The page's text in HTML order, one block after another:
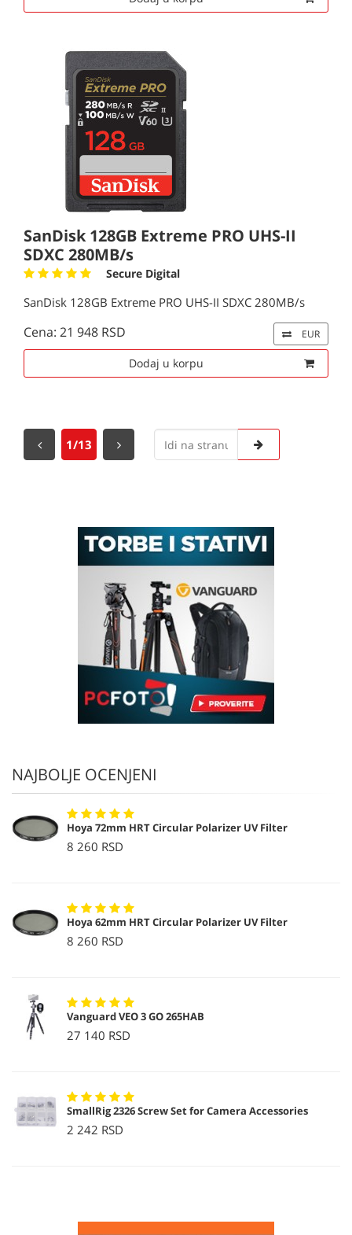
SanDisk 128GB Extreme PRO UHS-II
SDXC 280MB/s
Secure Digital
SanDisk 128GB Extreme PRO UHS-II SDXC 280MB/s
Cena: 21 948 RSD EUR
Dodaj u korpu
1/13
NAJBOLJE OCENJENI
Hoya 72mm HRT Circular Polarizer UV Filter
8 260 RSD
Hoya 62mm HRT Circular Polarizer UV Filter
8 260 RSD
Vanguard VEO 3 GO 265HAB
27 140 RSD
SmallRig 2326 Screw Set for Camera Accessories
2 242 RSD